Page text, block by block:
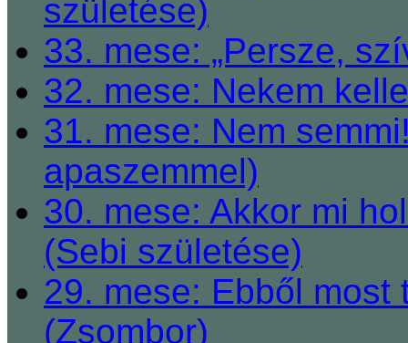
születése)
33. mese: „Persze,
32. mese: Nekem
31. mese: Nem
apaszemmel)
30. mese: Akkor mi
(Sebi születése)
29. mese: Ebből
(Zsombor)